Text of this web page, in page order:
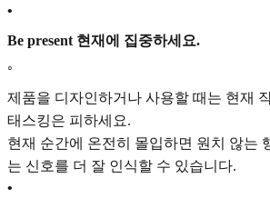
•
Be present 현재에 집중하세요.
◦
제품을 디자인하거나 사용할 때는 현재
태스킹은 피하세요.
현재 순간에 온전히 몰입하면 원치 않는
는 신호를 더 잘 인식할 수 있습니다.
•